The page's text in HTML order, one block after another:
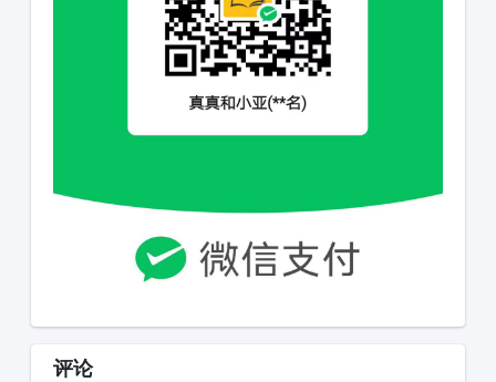
评论